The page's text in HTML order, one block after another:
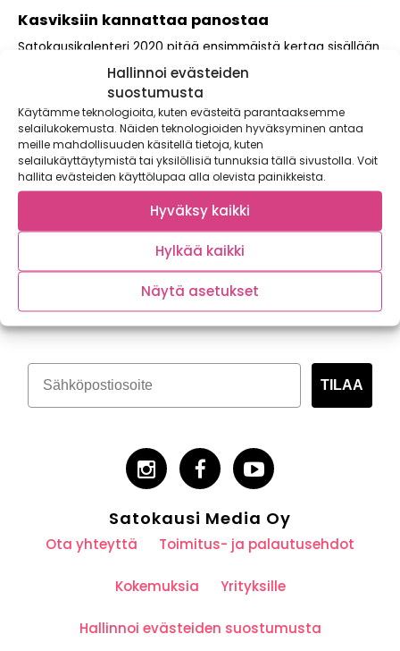
Hallinnoi evästeiden
suostumusta
Käytämme teknologioita, kuten evästeitä parantaaksemme
selailukokemusta. Näiden teknologioiden hyväksyminen antaa
meille mahdollisuuden käsitellä tietoja, kuten
selailukäyttäytymistä tai yksilöllisiä tunnuksia tällä sivustolla. Voit
hallita evästeiden käyttölupaa alla olevista painikkeista.
Hyväksy kaikki
Hylkää kaikki
Näytä asetukset
Kasviksiin kannattaa panostaa
Satokausikalenteri 2020 pitää ensimmäistä kertaa sisällään
tietoa sydänterveellisestä ruokavaliosta. Yhteistyö
Satokausikalenterin ja Sydänliiton...
Tilaa kasvispitoinen uutiskirje
TILAA
Satokausi Media Oy
Ota yhteyttä Toimitus- ja palautusehdot
Kokemuksia Yrityksille
Hallinnoi evästeiden suostumusta